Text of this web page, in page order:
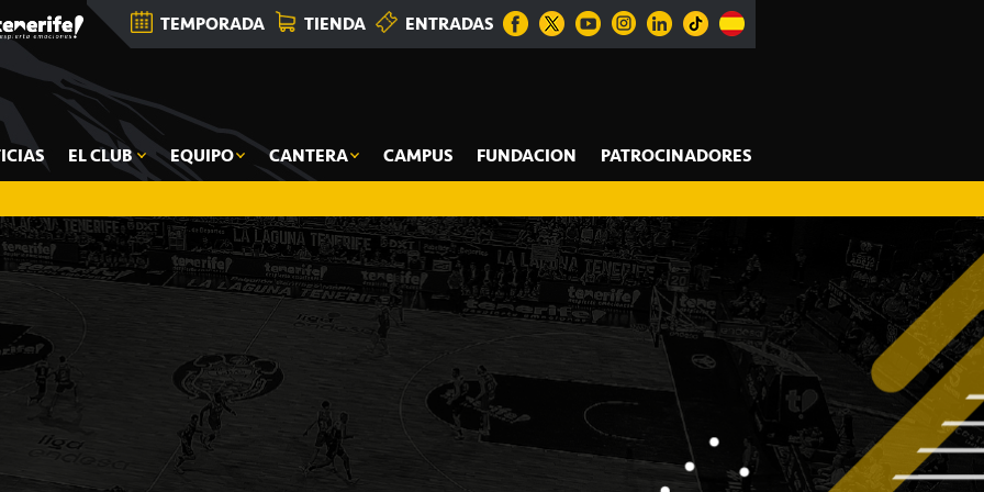
TEMPORADA TIENDA ENTRADAS
EL CLUB EQUIPO CANTERA CAMPUS FUNDACION PATROCINADORES